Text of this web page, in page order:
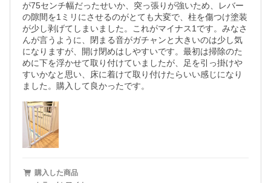
が75センチ幅だったせいか、突っ張りが強いため、レバー
の隙間を1ミリにさせるのがとても大変で、柱を傷つけ塗装
が少し剥げてしまいました。これがマイナス1です。みなさ
んが言うように、閉まる音がガチャンと大きいのは少し気
になりますが、開け閉めはしやすいです。最初は掃除のた
めに下を浮かせて取り付けていましたが、足を引っ掛けや
すいかなと思い、床に着けて取り付けたらいい感じになり
ました。購入して良かったです。
購入した商品